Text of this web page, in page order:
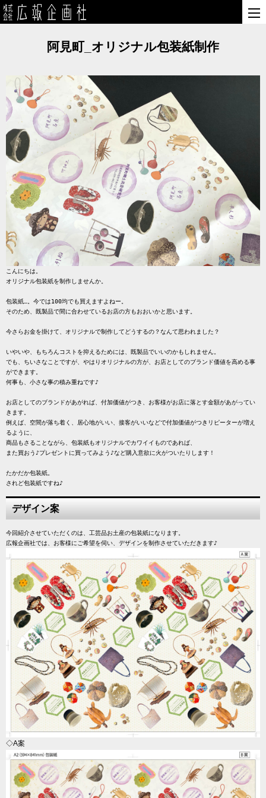
阿見町_オリジナル包装紙制作
こんにちは。
オリジナル包装紙を制作しませんか。
包装紙…。今では100均でも買えますよねー。
そのため、既製品で間に合わせているお店の方もおおいかと思います。
今さらお金を掛けて、オリジナルで制作してどうするの？なんて思われました？
いやいや、もちろんコストを抑えるためには、既製品でいいのかもしれません。
でも、ちいさなことですが、やはりオリジナルの方が、お店としてのブランド価値を高める事
ができます。
何事も、小さな事の積み重ねです♪
お店としてのブランドがあがれば、付加価値がつき、お客様がお店に落とす金額があがってい
きます。
例えば、空間が落ち着く、居心地がいい、接客がいいなどで付加価値がつきリピーターが増え
るように、
商品もさることながら、包装紙もオリジナルでカワイイものであれば、
また買おう♪プレゼントに買ってみよう♪など購入意欲に火がついたりします！
たかだか包装紙。
されど包装紙ですね♪
デザイン案
今回紹介させていただくのは、工芸品お土産の包装紙になります。
広報企画社では、お客様にご希望を伺い、デザインを制作させていただきます♪
◇A案